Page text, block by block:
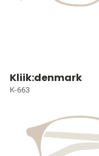
Kliik:denmark
K-663